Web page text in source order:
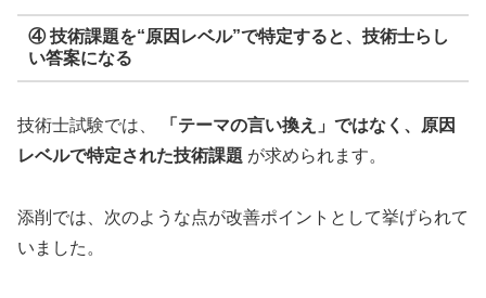
④ 技術課題を“原因レベル”で特定すると、技術士らし
い答案になる
技術士試験では、
「テーマの言い換え」ではなく、原因
レベルで特定された技術課題 が求められます。
添削では、次のような点が改善ポイントとして挙げられて
いました。